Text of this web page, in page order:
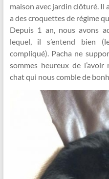
maison avec jardin clôturé. Il
a des croquettes de régime
Depuis 1 an, nous avons
lequel, il s’entend bien
compliqué). Pacha ne
sommes heureux de
chat qui nous comble de